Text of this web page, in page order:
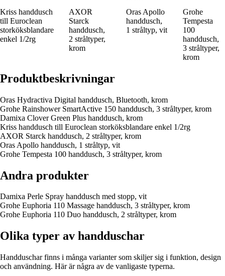
Kriss handdusch
till Euroclean
storköksblandare
enkel 1/2rg
AXOR
Starck
handdusch,
2 stråltyper,
krom
Oras Apollo
handdusch,
1 stråltyp, vit
Grohe
Tempesta
100
handdusch,
3 stråltyper,
krom
Produktbeskrivningar
Oras Hydractiva Digital handdusch, Bluetooth, krom
Grohe Rainshower SmartActive 150 handdusch, 3 stråltyper, krom
Damixa Clover Green Plus handdusch, krom
Kriss handdusch till Euroclean storköksblandare enkel 1/2rg
AXOR Starck handdusch, 2 stråltyper, krom
Oras Apollo handdusch, 1 stråltyp, vit
Grohe Tempesta 100 handdusch, 3 stråltyper, krom
Andra produkter
Damixa Perle Spray handdusch med stopp, vit
Grohe Euphoria 110 Massage handdusch, 3 stråltyper, krom
Grohe Euphoria 110 Duo handdusch, 2 stråltyper, krom
Olika typer av handduschar
Handduschar finns i många varianter som skiljer sig i funktion, design
och användning. Här är några av de vanligaste typerna.